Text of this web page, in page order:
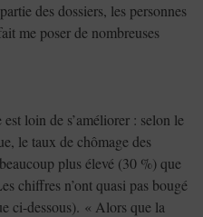
des dossiers, les personnes
me poser de nombreuses
loin de s’améliorer : selon le
le taux de chômage des
plus élevé (30 %) que
chiffres n’ont quasi pas bougé
ci-dessous). « Alors que la